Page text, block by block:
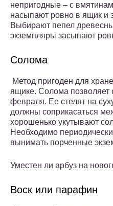
непригодные – с
насыпают ровно в ящик и
Выбирают пепел
экземпляры засыпают
Солома
Метод пригоден для
ящике. Солома позволяет
февраля. Ее стелят на
должны соприкасаться
хорошенько укутывают
Необходимо
вынимать порченные
Уместен ли арбуз на
Воск или парафин